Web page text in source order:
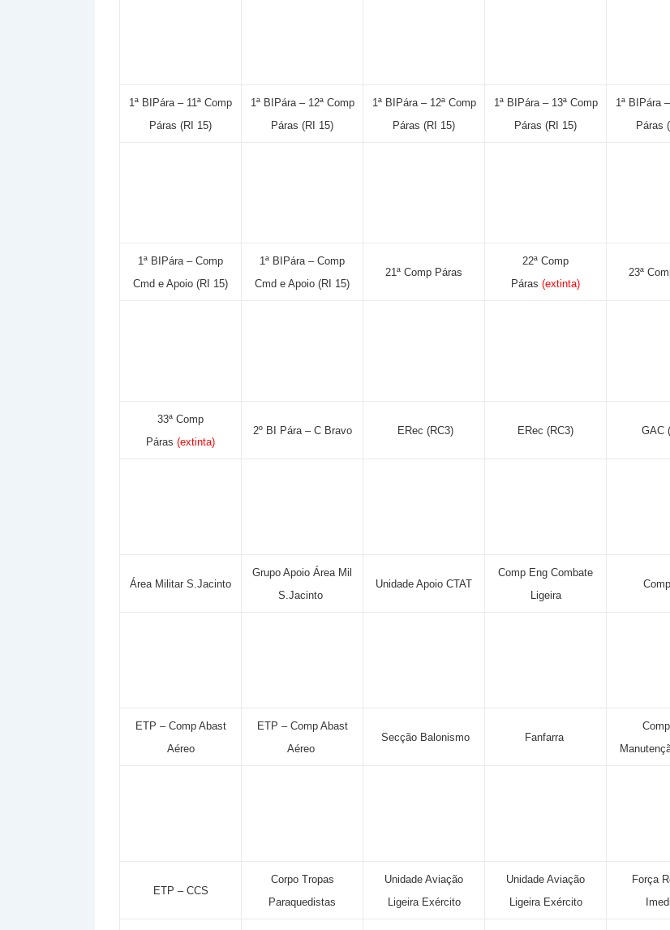
1ª BIPára – 11ª Comp
Páras (RI 15)
1ª BIPára – 12ª Comp
Páras (RI 15)
1ª BIPára – 12ª Comp
Páras (RI 15)
1ª BIPára – 13ª Comp
Páras (RI 15)
1ª BIPára
Páras
1ª BIPára – Comp
Cmd e Apoio (RI 15)
1ª BIPára – Comp
Cmd e Apoio (RI 15)
21ª Comp Páras
22ª Comp
Páras (extinta)
23ª
33ª Comp
Páras (extinta)
2º BI Pára – C Bravo ERec (RC3) ERec (RC3) GAC
Área Militar S.Jacinto
Grupo Apoio Área Mil
S.Jacinto
Unidade Apoio CTAT
Comp Eng Combate
Ligeira
ETP – Comp Abast
Aéreo
ETP – Comp Abast
Aéreo
Secção Balonismo Fanfarra
ETP – CCS
Corpo Tropas
Paraquedistas
Unidade Aviação
Ligeira Exército
Unidade Aviação
Ligeira Exército
Força